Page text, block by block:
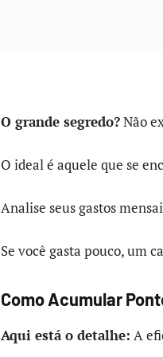
O grande segredo?Não
O ideal é aquele que se
Analise seus gastos
Se você gasta pouco, um
Como Acumular
Aqui está o detalhe: A